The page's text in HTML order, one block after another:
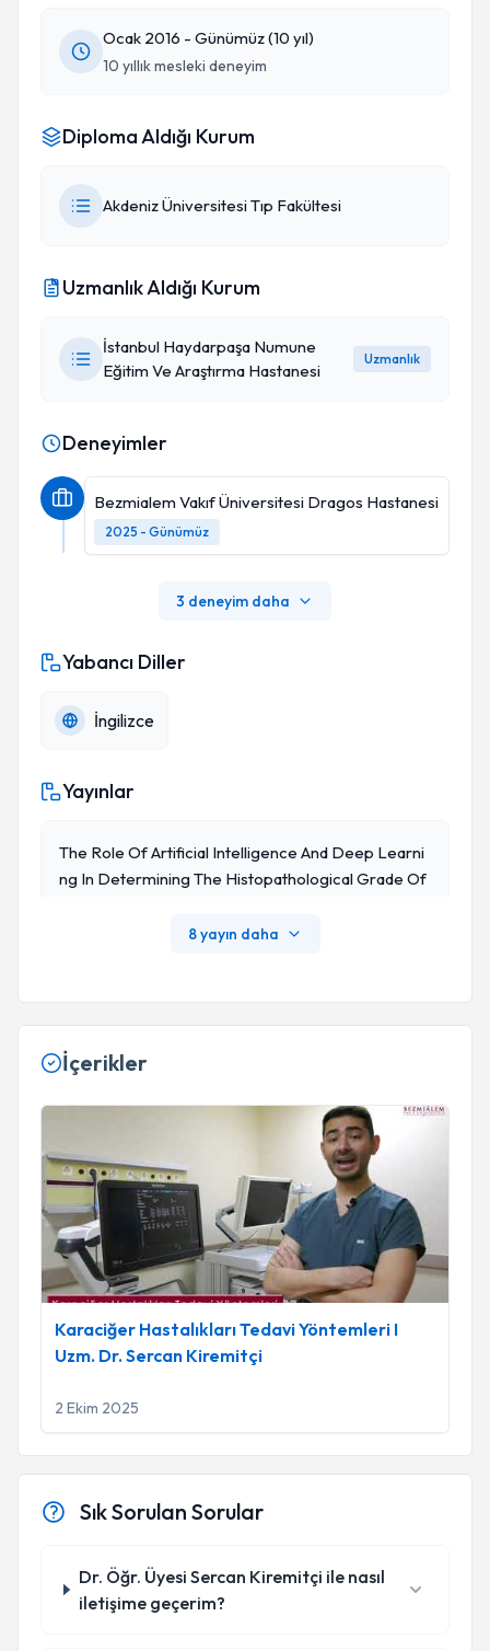
Ocak 2016 - Günümüz (10 yıl)
10 yıllık mesleki deneyim
Diploma Aldığı Kurum
Akdeniz Üniversitesi Tıp Fakültesi
Uzmanlık Aldığı Kurum
İstanbul Haydarpaşa Numune
Eğitim Ve Araştırma Hastanesi
Uzmanlık
Deneyimler
Bezmialem Vakıf Üniversitesi Dragos Hastanesi
2025 - Günümüz
3 deneyim daha
Yabancı Diller
İngilizce
Yayınlar
The Role Of Artificial Intelligence And Deep Learni
Ng In Determining The Histopathological Grade Of
8 yayın daha
İçerikler
Karaciğer Hastalıkları Tedavi Yöntemleri I Uzm. Dr. Sercan
Karaciğer Hastalıkları Tedavi Yöntemleri I
Uzm. Dr. Sercan Kiremitçi
2 Ekim 2025
Sık Sorulan Sorular
Dr. Öğr. Üyesi Sercan Kiremitçi ile nasıl
iletişime geçerim?